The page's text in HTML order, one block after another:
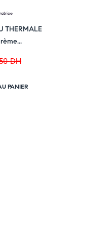
THERMALE
DH
PANIER